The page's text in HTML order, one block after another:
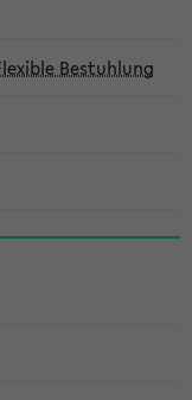
Bestuhlung